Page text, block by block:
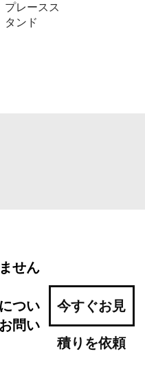
プレースス
タンド
せん
つい
問い
今すぐお見
積りを依頼